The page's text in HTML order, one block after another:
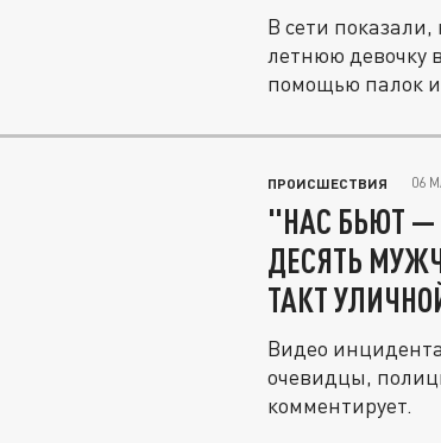
В сети
летнюю девочку
помощью палок
ПРОИСШЕСТВИЯ 06
"НАС БЬЮТ
ДЕСЯТЬ
ТАКТ
Видео
очевидцы,
комментирует.